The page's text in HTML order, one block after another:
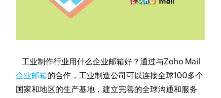
工业制作行业用什么企业邮箱好？通过与Zoho Mail
企业邮箱的合作，工业制造公司可以连接全球100多个
国家和地区的生产基地，建立完善的全球沟通和服务